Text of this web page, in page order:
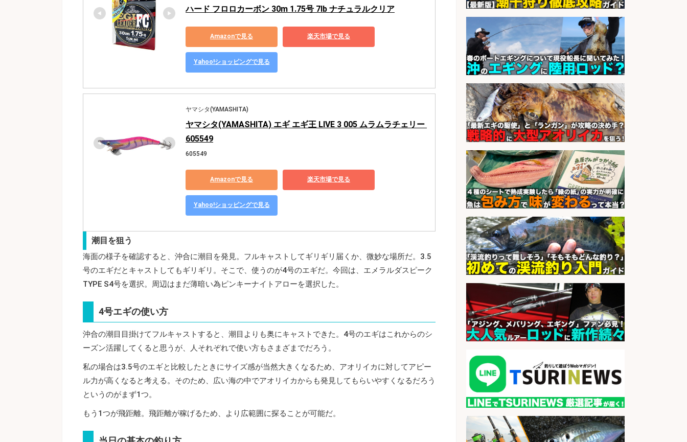
ハード フロロカーボン 30m 1.75号 7lb ナチュラルクリア
Amazonで見る 楽天市場で見る
Yahoo!ショッピングで見る
ヤマシタ(YAMASHITA)
ヤマシタ(YAMASHITA) エギ エギ王 LIVE 3 005 ムラムラチェリー
605549
605549
Amazonで見る 楽天市場で見る
Yahoo!ショッピングで見る
潮目を狙う
海面の様子を確認すると、沖合に潮目を発見。フルキャストしてギリギリ届くか、微妙な場所だ。3.5
号のエギだとキャストしてもギリギリ。そこで、使うのが4号のエギだ。今回は、エメラルダスピーク
TYPE S4号を選択。周辺はまだ薄暗い為ピンキーナイトアローを選択した。
4号エギの使い方
沖合の潮目目掛けてフルキャストすると、潮目よりも奥にキャストできた。4号のエギはこれからのシ
ーズン活躍してくると思うが、人それぞれで使い方もさまざまでだろう。
私の場合は3.5号のエギと比較したときにサイズ感が当然大きくなるため、アオリイカに対してアピー
ル力が高くなると考える。そのため、広い海の中でアオリイカからも発見してもらいやすくなるだろう
というのがまず1つ。
もう1つが飛距離。飛距離が稼げるため、より広範囲に探ることが可能だ。